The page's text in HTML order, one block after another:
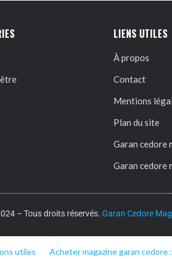
LIENS UTILES
À propos
Contact
Mentions
Plan du site
Garan cedore
Garan cedore
– Tous droits réservés. Garan Cedore
utiles Acheter magazine garan